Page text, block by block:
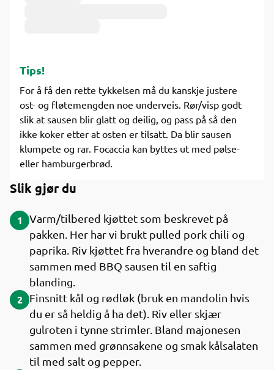
Tips!
For å få den rette tykkelsen må du kanskje justere
ost- og fløtemengden noe underveis. Rør/visp godt
slik at sausen blir glatt og deilig, og pass på så den
ikke koker etter at osten er tilsatt. Da blir sausen
klumpete og rar. Focaccia kan byttes ut med pølse-
eller hamburgerbrød.
Slik gjør du
1
Varm/tilbered kjøttet som beskrevet på
pakken. Her har vi brukt pulled pork chili og
paprika. Riv kjøttet fra hverandre og bland det
sammen med BBQ sausen til en saftig
blanding.
2 Finsnitt kål og rødløk (bruk en mandolin hvis
du er så heldig å ha det). Riv eller skjær
gulroten i tynne strimler. Bland majonesen
sammen med grønnsakene og smak kålsalaten
til med salt og pepper.